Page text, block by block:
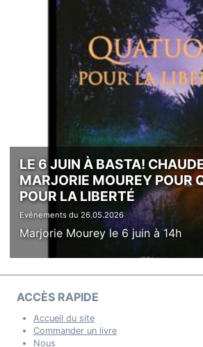
LE 6 JUIN À BASTA!
MARJORIE MOUREY POUR
POUR LA LIBERTÉ
Evénements du 26.05.2026
Marjorie Mourey le 6 juin à 14h
ACCÈS RAPIDE
Accueil du site
Commander un livre
Nous